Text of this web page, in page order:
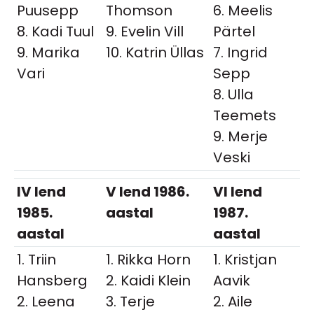
Puusepp
8. Kadi Tuul
9. Marika
Vari
Thomson
9. Evelin Vill
10. Katrin Üllas
6. Meelis
Pärtel
7. Ingrid
Sepp
8. Ulla
Teemets
9. Merje
Veski
IV lend
1985.
aastal
V lend 1986.
aastal
VI lend
1987.
aastal
1. Triin
Hansberg
2. Leena
1. Rikka Horn
2. Kaidi Klein
3. Terje
1. Kristjan
Aavik
2. Aile